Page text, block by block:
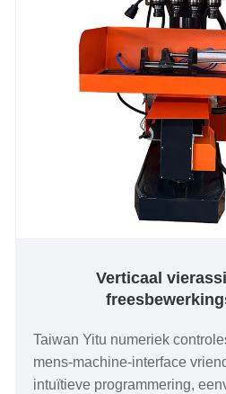
Verticaal
Taiwan Yitu numeriek
mens-machine-interface
intuïtieve programmering,